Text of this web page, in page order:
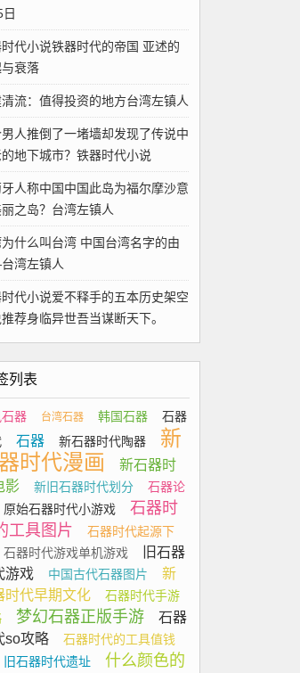
代小说铁器时代的帝国 亚述的
衰落
流：值得投资的地方台湾左镇人
人推倒了一堵墙却发现了传说中
地下城市？铁器时代小说
人称中国中国此岛为福尔摩沙意
之岛？台湾左镇人
什么叫台湾 中国台湾名字的由
湾左镇人
代小说爱不释手的五本历史架空
荐身临异世吾当谋断天下。
列表
石器 台湾石器 韩国石器
石器
石器 新石器时代陶器
新
时代漫画
新石器时
影
新旧石器时代划分
石器论
原始石器时代小游戏
石器时
工具图片
石器时代起源下
石器时代游戏单机游戏
旧石器
游戏
中国古代石器图片
新
时代早期文化
石器时代手游
梦幻石器正版手游
石器
so攻略
石器时代的工具值钱
旧石器时代遗址
什么颜色的